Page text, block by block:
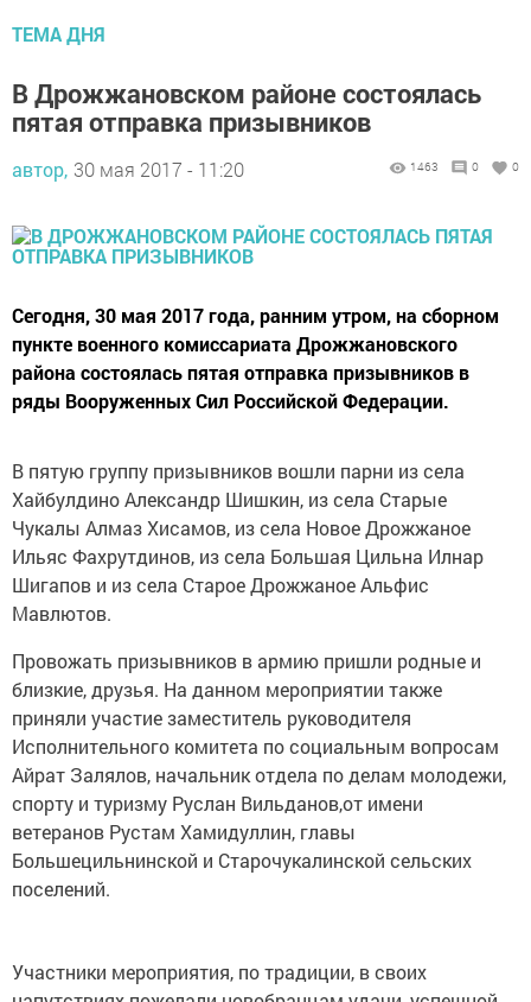
ТЕМА ДНЯ
В Дрожжановском районе состоялась
пятая отправка призывников
автор, 30 мая 2017 - 11:20 1463 0 0
Сегодня, 30 мая 2017 года, ранним утром, на сборном
пункте военного комиссариата Дрожжановского
района состоялась пятая отправка призывников в
ряды Вооруженных Сил Российской Федерации.
В пятую группу призывников вошли парни из села
Хайбулдино Александр Шишкин, из села Старые
Чукалы Алмаз Хисамов, из села Новое Дрожжаное
Ильяс Фахрутдинов, из села Большая Цильна Илнар
Шигапов и из села Старое Дрожжаное Альфис
Мавлютов.
Провожать призывников в армию пришли родные и
близкие, друзья. На данном мероприятии также
приняли участие заместитель руководителя
Исполнительного комитета по социальным вопросам
Айрат Залялов, начальник отдела по делам молодежи,
спорту и туризму Руслан Вильданов,от имени
ветеранов Рустам Хамидуллин, главы
Большецильнинской и Старочукалинской сельских
поселений.
Участники мероприятия, по традиции, в своих